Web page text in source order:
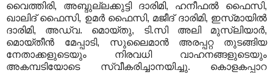
വൈത്തിരി, അബ്ദുല്ലക്കുട്ടി ദാരിമി, ഹനീഫല്‍ ഫൈസി,
ഖാലിദ്‌ ഫൈസി, ഉമര്‍ ഫൈസി, മജീദ്‌ ദാരിമി, ഇസ്‌മായില്‍
ദാരിമി, അഡ്വ. മൊയ്‌തു, ടി.സി അലി മുസ്‌ലിയാര്‍,
മൊയ്‌തീന്‍ മേപ്പാടി, സുലൈമാന്‍ അരപ്പറ്റ തുടങ്ങിയ
നേതാക്കളുടെയും നിരവധി വാഹനങ്ങളുടെയും
അകമ്പടിയോടെ സ്വീകരിച്ചാനയിച്ചു. കൊളകപ്പാറ